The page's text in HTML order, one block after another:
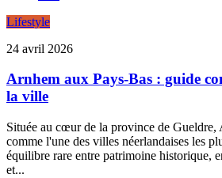
Lifestyle
24 avril 2026
Arnhem aux Pays-Bas : guide
la ville
Située au cœur de la province de Gueldre,
comme l'une des villes néerlandaises les
équilibre rare entre patrimoine historique,
et...